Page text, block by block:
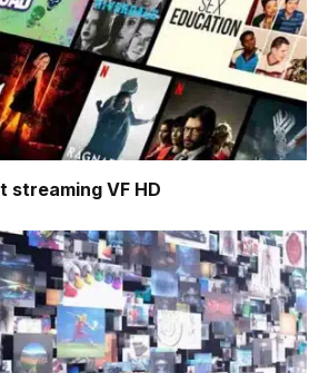
streaming VF HD